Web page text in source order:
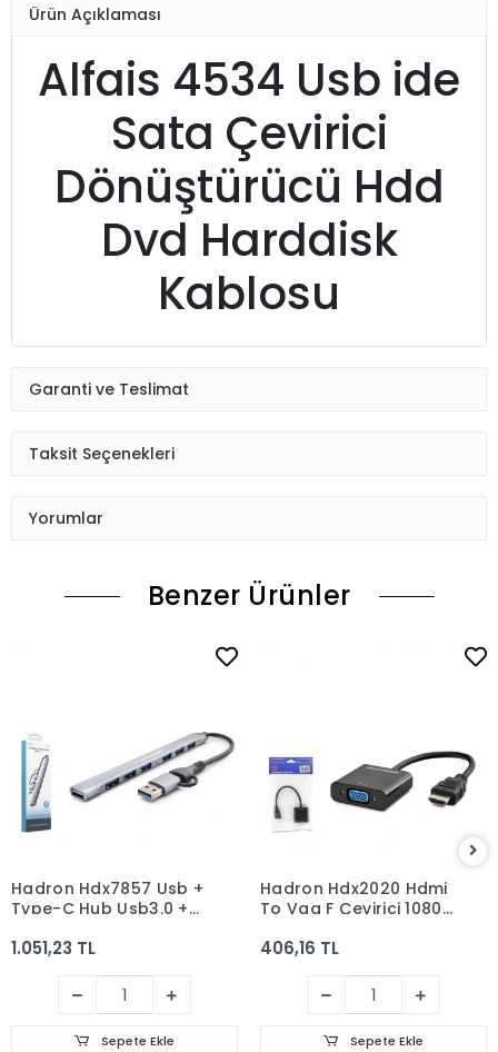
Ürün Açıklaması
Alfais 4534 Usb ide
Sata Çevirici
Dönüştürücü Hdd
Dvd Harddisk
Kablosu
Garanti ve Teslimat
Taksit Seçenekleri
Yorumlar
Benzer Ürünler
Hadron Hdx7857 Usb +
Type-C Hub Usb3.0 +
1.051,23 TL
Sepete Ekle
Hadron Hdx2020 Hdmi
To Vga F Çevirici 1080P
406,16 TL
Sepete Ekle